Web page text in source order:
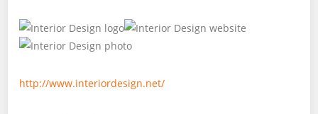
http://www.interiordesign.net/